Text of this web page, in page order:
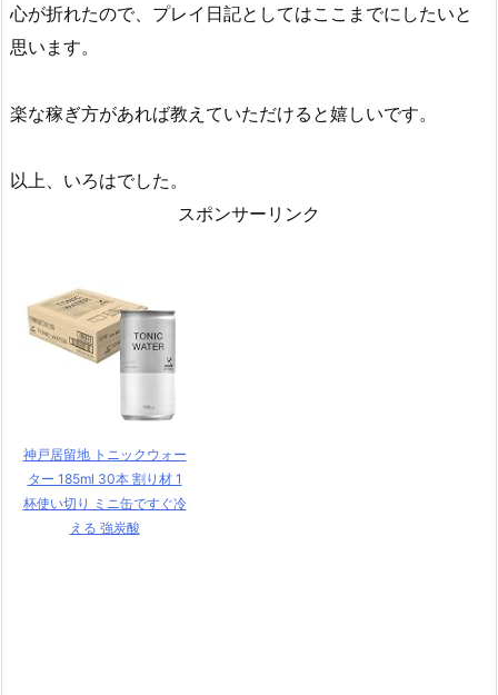
心が折れたので、プレイ日記としてはここまでにしたいと
思います。
楽な稼ぎ方があれば教えていただけると嬉しいです。
以上、いろはでした。
スポンサーリンク
神戸居留地 トニックウォー
ター 185ml 30本 割り材 1
杯使い切り ミニ缶ですぐ冷
える 強炭酸